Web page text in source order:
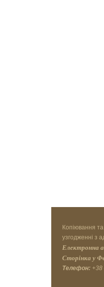
Копіювання
узгодженні з
Електронна
Сторінка у
Телефон: +38